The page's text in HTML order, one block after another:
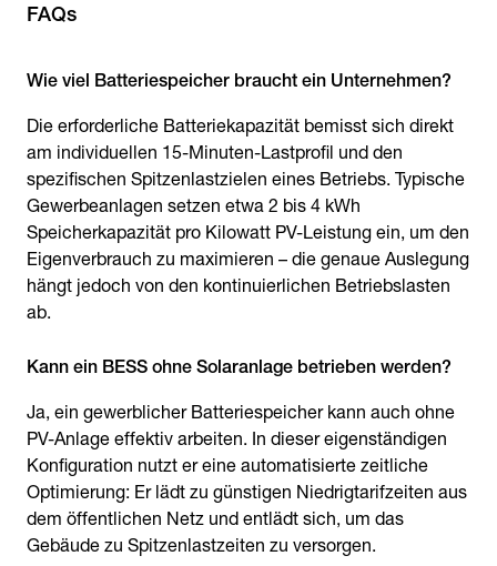
FAQs
Die erforderliche Batteriekapazität bemisst sich direkt
am individuellen 15-Minuten-Lastprofil und den
spezifischen Spitzenlastzielen eines Betriebs. Typische
Gewerbeanlagen setzen etwa 2 bis 4 kWh
Speicherkapazität pro Kilowatt PV-Leistung ein, um den
Eigenverbrauch zu maximieren – die genaue Auslegung
hängt jedoch von den kontinuierlichen Betriebslasten
ab.
Kann ein BESS ohne Solaranlage betrieben werden?
Ja, ein gewerblicher Batteriespeicher kann auch ohne
PV-Anlage effektiv arbeiten. In dieser eigenständigen
Konfiguration nutzt er eine automatisierte zeitliche
Optimierung: Er lädt zu günstigen Niedrigtarifzeiten aus
dem öffentlichen Netz und entlädt sich, um das
Gebäude zu Spitzenlastzeiten zu versorgen.